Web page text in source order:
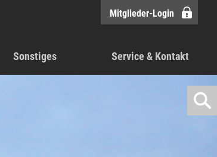
Sonstiges Service & Kontakt
Mitglieder-Login